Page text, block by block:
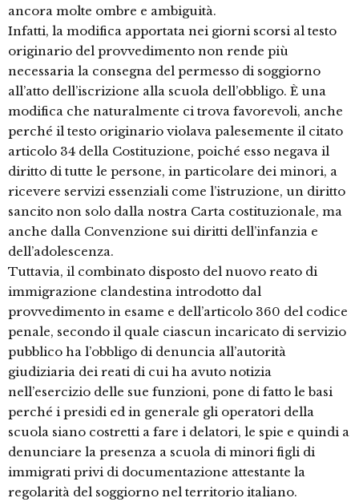
ancora molte ombre e ambiguità.
Infatti, la modifica apportata nei giorni scorsi al testo
originario del provvedimento non rende più
necessaria la consegna del permesso di soggiorno
all’atto dell’iscrizione alla scuola dell’obbligo. È una
modifica che naturalmente ci trova favorevoli, anche
perché il testo originario violava palesemente il citato
articolo 34 della Costituzione, poiché esso negava il
diritto di tutte le persone, in particolare dei minori, a
ricevere servizi essenziali come l’istruzione, un diritto
sancito non solo dalla nostra Carta costituzionale, ma
anche dalla Convenzione sui diritti dell’infanzia e
dell’adolescenza.
Tuttavia, il combinato disposto del nuovo reato di
immigrazione clandestina introdotto dal
provvedimento in esame e dell’articolo 360 del codice
penale, secondo il quale ciascun incaricato di servizio
pubblico ha l’obbligo di denuncia all’autorità
giudiziaria dei reati di cui ha avuto notizia
nell’esercizio delle sue funzioni, pone di fatto le basi
perché i presidi ed in generale gli operatori della
scuola siano costretti a fare i delatori, le spie e quindi a
denunciare la presenza a scuola di minori figli di
immigrati privi di documentazione attestante la
regolarità del soggiorno nel territorio italiano.